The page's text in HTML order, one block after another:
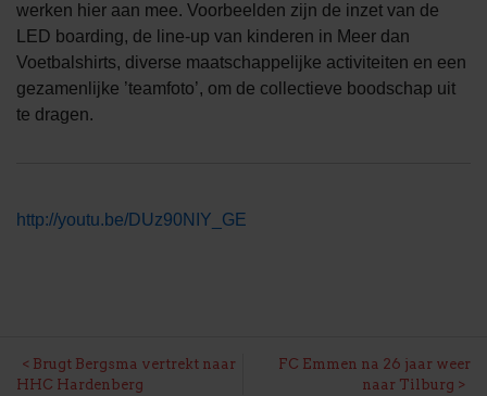
werken hier aan mee. Voorbeelden zijn de inzet van de
LED boarding, de line-up van kinderen in Meer dan
Voetbalshirts, diverse maatschappelijke activiteiten en een
gezamenlijke ’teamfoto’, om de collectieve boodschap uit
te dragen.
http://youtu.be/DUz90NIY_GE
BERICHT
Brugt Bergsma vertrekt naar
HHC Hardenberg
FC Emmen na 26 jaar weer
naar Tilburg